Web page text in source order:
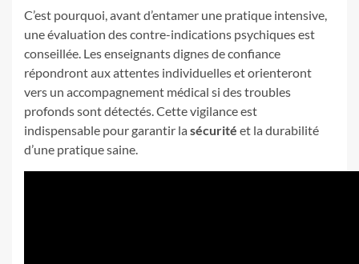
C’est pourquoi, avant d’entamer une pratique intensive,
une évaluation des contre-indications psychiques est
conseillée. Les enseignants dignes de confiance
répondront aux attentes individuelles et orienteront
vers un accompagnement médical si des troubles
profonds sont détectés. Cette vigilance est
indispensable pour garantir la sécurité et la durabilité
d’une pratique saine.